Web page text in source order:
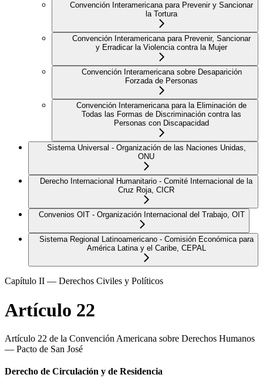
Convención Interamericana para Prevenir y Sancionar
la Tortura
Convención Interamericana para Prevenir, Sancionar
y Erradicar la Violencia contra la Mujer
Convención Interamericana sobre Desaparición
Forzada de Personas
Convención Interamericana para la Eliminación de
Todas las Formas de Discriminación contra las
Personas con Discapacidad
Sistema Universal - Organización de las Naciones Unidas,
ONU
Derecho Internacional Humanitario - Comité Internacional de la
Cruz Roja, CICR
Convenios OIT - Organización Internacional del Trabajo, OIT
Sistema Regional Latinoamericano - Comisión Económica para
América Latina y el Caribe, CEPAL
Capítulo II — Derechos Civiles y Políticos
Artículo 22
Artículo 22 de la Convención Americana sobre Derechos Humanos
— Pacto de San José
Derecho de Circulación y de Residencia